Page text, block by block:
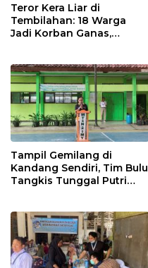
Teror Kera Liar di
Tembilahan: 18 Warga
Jadi Korban Ganas,
Tampil Gemilang di
Kandang Sendiri, Tim Bulu
Tangkis Tunggal Putri
Jatibarang 2026